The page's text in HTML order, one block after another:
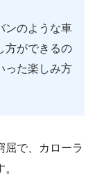
ンのような車
方ができるの
った楽しみ方
屈で、カローラ